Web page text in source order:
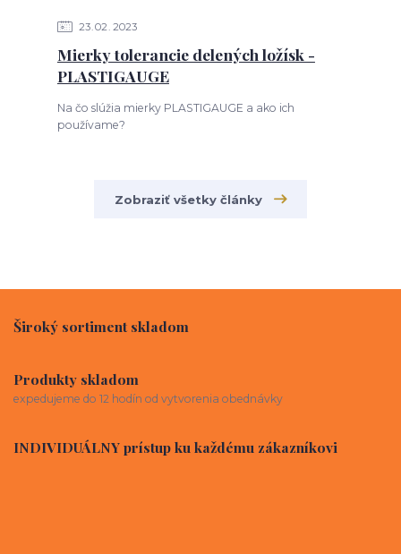
23 02 2023
Mierky tolerancie delených ložísk -
PLASTIGAUGE
Na čo slúžia mierky PLASTIGAUGE a ako ich
používame?
Zobraziť všetky články
Široký sortiment skladom
Produkty skladom
expedujeme do 12 hodín od vytvorenia obednávky
INDIVIDUÁLNY prístup ku každému zákazníkovi